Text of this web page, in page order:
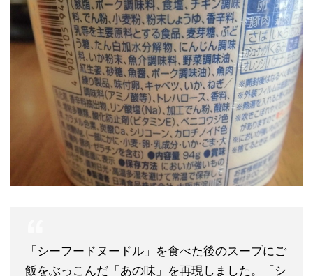
「シーフードヌードル」を食べた後のスープにご
飯をぶっこんだ「あの味」を再現しました。「シ